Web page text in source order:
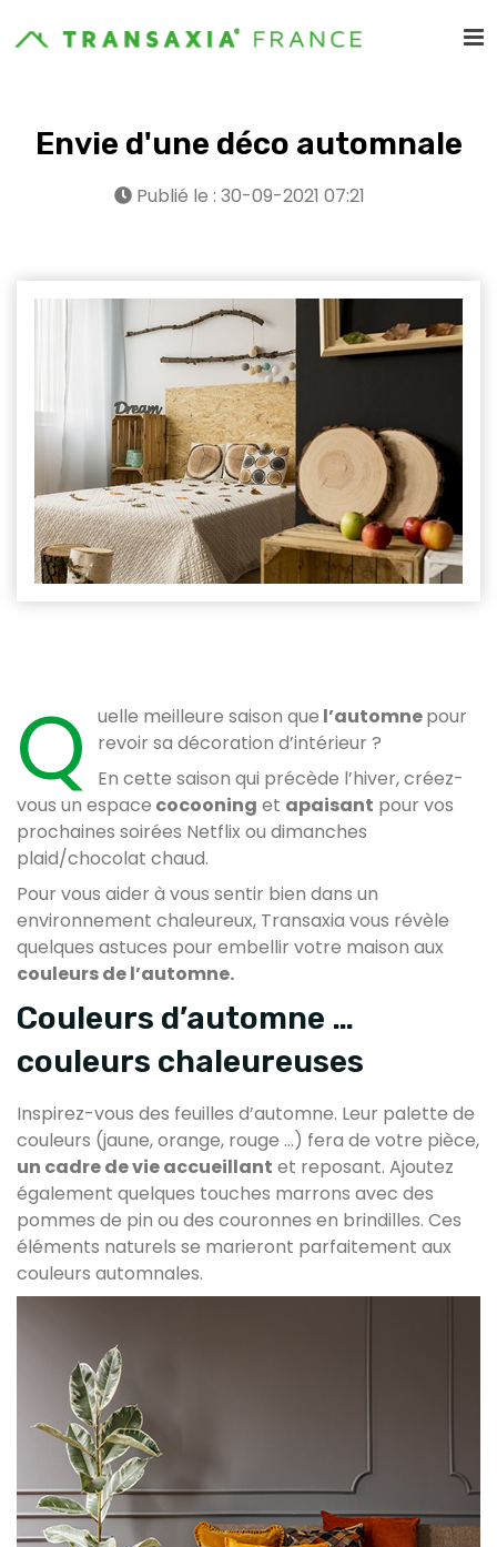
Envie d'une déco automnale
Publié le : 30-09-2021 07:21
Q uelle meilleure saison que l’automnepour
revoir sa décoration d’intérieur ?
En cette saison qui précède l’hiver, créez-
vous un espace cocooning et apaisant pour vos
prochaines soirées Netflix ou dimanches
plaid/chocolat chaud.
Pour vous aider à vous sentir bien dans un
environnement chaleureux, Transaxia vous révèle
quelques astuces pour embellir votre maison aux
couleurs de l’automne.
Couleurs d’automne …
couleurs chaleureuses
Inspirez-vous des feuilles d’automne. Leur palette de
couleurs (jaune, orange, rouge …) fera de votre pièce,
un cadre de vie accueillant et reposant. Ajoutez
également quelques touches marrons avec des
pommes de pin ou des couronnes en brindilles. Ces
éléments naturels se marieront parfaitement aux
couleurs automnales.